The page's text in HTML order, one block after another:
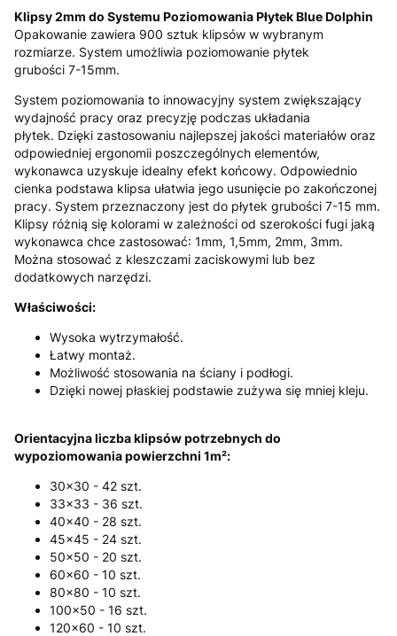
Klipsy 2mm do Systemu Poziomowania Płytek Blue Dolphin
Opakowanie zawiera 900 sztuk klipsów w wybranym
rozmiarze. System umożliwia poziomowanie płytek
grubości 7-15mm.
System poziomowania to innowacyjny system zwiększający
wydajność pracy oraz precyzję podczas układania
płytek. Dzięki zastosowaniu najlepszej jakości materiałów oraz
odpowiedniej ergonomii poszczególnych elementów,
wykonawca uzyskuje idealny efekt końcowy. Odpowiednio
cienka podstawa klipsa ułatwia jego usunięcie po zakończonej
pracy. System przeznaczony jest do płytek grubości 7-15 mm.
Klipsy różnią się kolorami w zależności od szerokości fugi jaką
wykonawca chce zastosować: 1mm, 1,5mm, 2mm, 3mm.
Można stosować z kleszczami zaciskowymi lub bez
dodatkowych narzędzi.
Właściwości:
Wysoka wytrzymałość.
Łatwy montaż.
Możliwość stosowania na ściany i podłogi.
Dzięki nowej płaskiej podstawie zużywa się mniej kleju.
Orientacyjna liczba klipsów potrzebnych do
wypoziomowania powierzchni 1m²:
30x30 - 42 szt.
33x33 - 36 szt.
40x40 - 28 szt.
45x45 - 24 szt.
50x50 - 20 szt.
60x60 - 10 szt.
80x80 - 10 szt.
100x50 - 16 szt.
120x60 - 10 szt.